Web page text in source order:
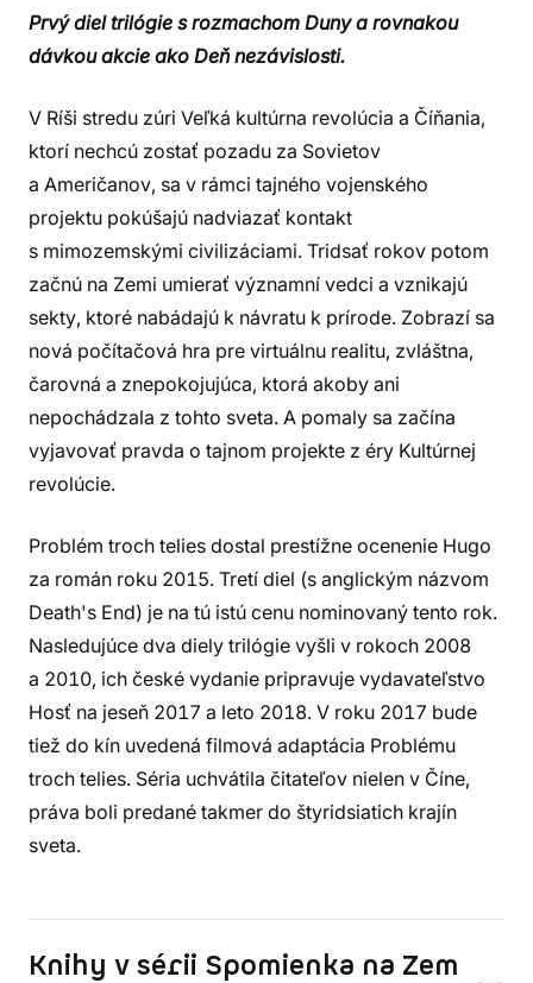
Prvý diel trilógie s rozmachom Duny a rovnakou
dávkou akcie ako Deň nezávislosti.
V Ríši stredu zúri Veľká kultúrna revolúcia a Číňania,
ktorí nechcú zostať pozadu za Sovietov
a Američanov, sa v rámci tajného vojenského
projektu pokúšajú nadviazať kontakt
s mimozemskými civilizáciami. Tridsať rokov potom
začnú na Zemi umierať významní vedci a vznikajú
sekty, ktoré nabádajú k návratu k prírode. Zobrazí sa
nová počítačová hra pre virtuálnu realitu, zvláštna,
čarovná a znepokojujúca, ktorá akoby ani
nepochádzala z tohto sveta. A pomaly sa začína
vyjavovať pravda o tajnom projekte z éry Kultúrnej
revolúcie.
Problém troch telies dostal prestížne ocenenie Hugo
za román roku 2015. Tretí diel (s anglickým názvom
Death's End) je na tú istú cenu nominovaný tento rok.
Nasledujúce dva diely trilógie vyšli v rokoch 2008
a 2010, ich české vydanie pripravuje vydavateľstvo
Hosť na jeseň 2017 a leto 2018. V roku 2017 bude
tiež do kín uvedená filmová adaptácia Problému
troch telies. Séria uchvátila čitateľov nielen v Číne,
práva boli predané takmer do štyridsiatich krajín
sveta.
Knihy v sérii Spomienka na Zem